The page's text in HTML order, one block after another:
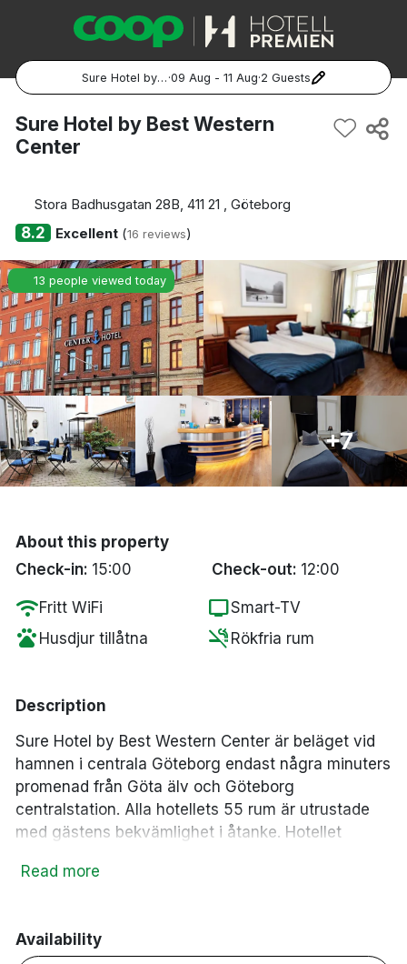
Sure Hotel by Best Western Center ·09 Aug - 11 Aug·2 Guests
Popular Destinations:
Hela Sverige
Stockholm
Göteborg
Malmö
Hela Norge
Oslo
Bergen
Hela Danmark
Sure Hotel by Best Western
Center
Stora Badhusgatan 28B, 411 21 , Göteborg
8.2 Excellent(16 reviews)
13 people viewed today
+7
About this property
Check-in: 15:00 Check-out: 12:00
wifiFritt WiFi tvSmart-TV
pets Husdjur tillåtna smoke_free Rökfria rum
Description
Sure Hotel by Best Western Center är beläget vid
hamnen i centrala Göteborg endast några minuters
promenad från Göta älv och Göteborg
centralstation. Alla hotellets 55 rum är utrustade
med gästens bekvämlighet i åtanke. Hotellet
finns ett flertal restauranger i närheten. Hotellet
sylt och grädde.
Read more
Availability